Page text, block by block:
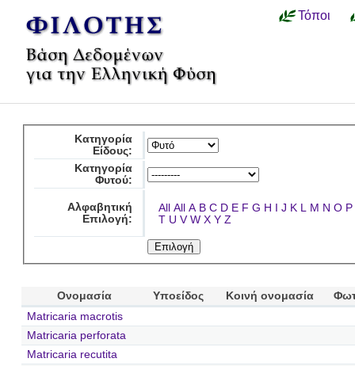
Τόποι
Κατηγορία
Είδους:
Κατηγορία
Φυτού:
Αλφαβητική
Επιλογή:
All All A B C D E F G H I J K L M N O P
T U V W X Y Z
Ονομασία Υποείδος Κοινή ονομασία
Matricaria macrotis
Matricaria perforata
Matricaria recutita